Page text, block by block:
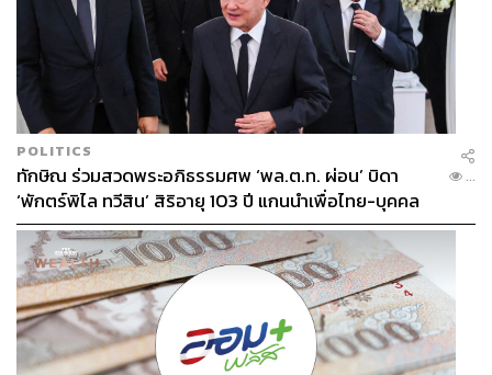
POLITICS
ทักษิณ ร่วมสวดพระอภิธรรมศพ ‘พล.ต.ท. ผ่อน’ บิดา
‘พักตร์พิไล ทวีสิน’ สิริอายุ 103 ปี แกนนำเพื่อไทย-บุคคล
หลากวงการร่วมอาลัย
...